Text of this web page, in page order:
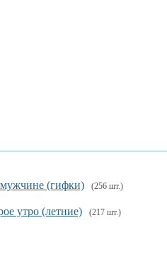
(гифки) (256 шт.)
утро (летние) (217 шт.)